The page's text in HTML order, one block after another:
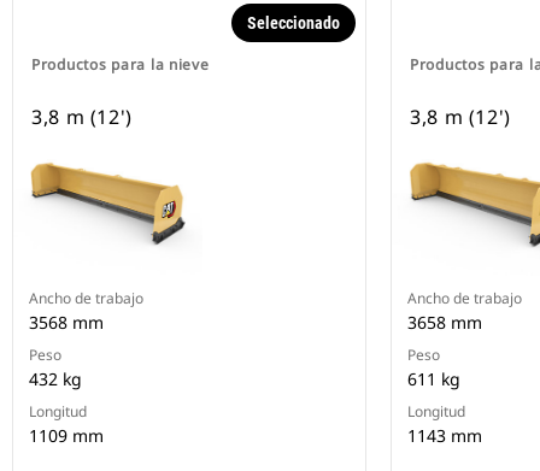
Productos para la nieve
Seleccionado
3,8 m (12')
Ancho de trabajo
3568 mm
Peso
432 kg
Longitud
1109 mm
Productos para
3,8 m (12')
Ancho de trabajo
3658 mm
Peso
611 kg
Longitud
1143 mm